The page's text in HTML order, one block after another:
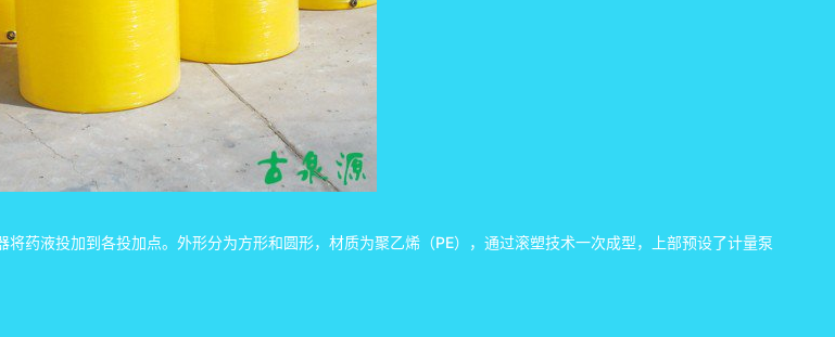
药液投加到各投加点。外形分为方形和圆形，材质为聚乙烯（PE），通过滚塑技术一次成型，上部预设了计量泵